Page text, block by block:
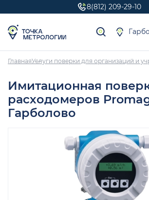
8(812) 209-29-10
ГлавнаяУслуги поверки для организаций и
Имитационная
расходомеров
Гарболово